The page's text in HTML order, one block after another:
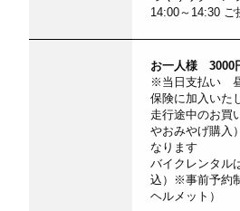
14:00～14:30
お一人様 3000
※当日支払い
保険に加入いた
走行途中のお買
やおみやげ購入
なります
バイクレンタル
込）※事前予約
ヘルメット）